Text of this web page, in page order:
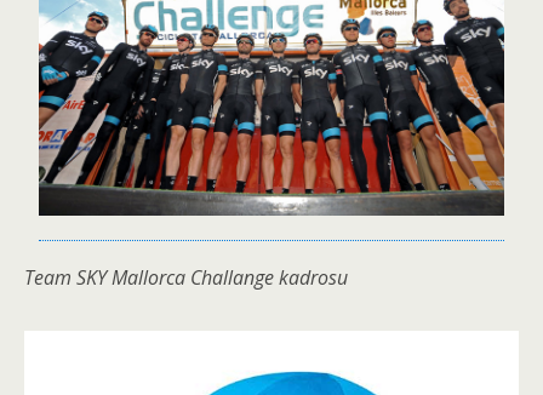
Team SKY Mallorca Challange kadrosu